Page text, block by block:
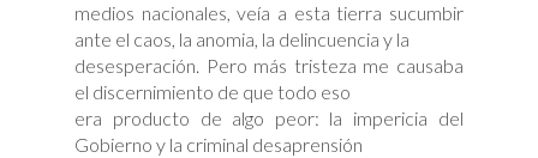
medios nacionales, veía a esta tierra sucumbir
ante el caos, la anomia, la delincuencia y la
desesperación. Pero más tristeza me causaba
el discernimiento de que todo eso
era producto de algo peor: la impericia del
Gobierno y la criminal desaprensión